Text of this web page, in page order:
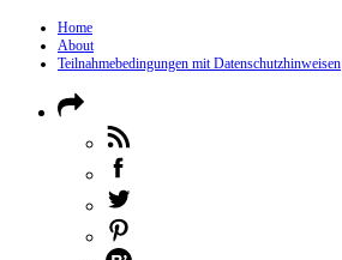
Home
About
Teilnahmebedingungen mit Datenschutzhinweisen